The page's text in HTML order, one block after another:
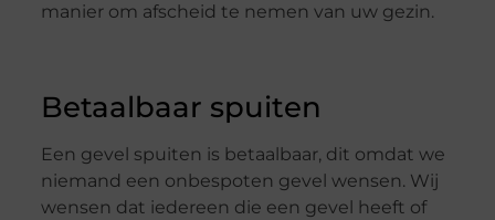
manier om afscheid te nemen van uw gezin.
Betaalbaar spuiten
Een gevel spuiten is betaalbaar, dit omdat we
niemand een onbespoten gevel wensen. Wij
wensen dat iedereen die een gevel heeft of